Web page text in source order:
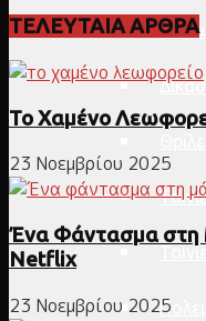
ΤΕΛΕΥΤΑΙΑ ΑΡΘΡΑ
Το Χαμένο
23 Νοεμβρίου 2025
Ένα Φάντασμα στη
Netflix
23 Νοεμβρίου 2025